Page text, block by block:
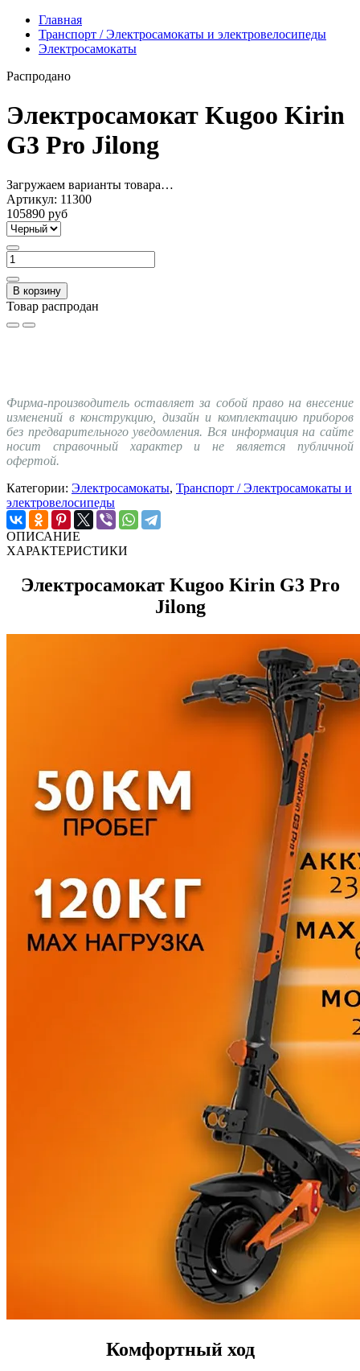
Главная
Транспорт / Электросамокаты и электровелосипеды
Электросамокаты
Распродано
Электросамокат Kugoo Kirin
G3 Pro Jilong
Загружаем варианты товара…
Артикул: 11300
105890 руб
В корзину
Товар распродан
Фирма-производитель оставляет за собой право на внесение
изменений в конструкцию, дизайн и комплектацию приборов
без предварительного уведомления. Вся информация на сайте
носит справочный характер и не является публичной
офертой.
Категории: Электросамокаты, Транспорт / Электросамокаты и
электровелосипеды
ОПИСАНИЕ
ХАРАКТЕРИСТИКИ
Электросамокат Kugoo Kirin G3 Pro
Jilong
Комфортный ход